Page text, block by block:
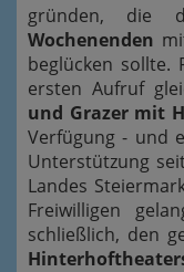
gründen, die
Wochenenden
beglücken sollte.
ersten Aufruf
und Grazer mit
Verfügung - und
Unterstützung
Landes
Freiwilligen
schließlich, den